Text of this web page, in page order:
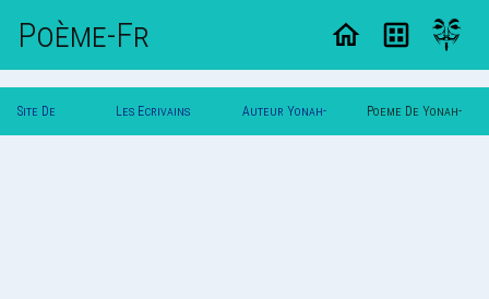
Poème-Fr
Site De Les Ecrivains Auteur Yonah- Poeme De Yonah-